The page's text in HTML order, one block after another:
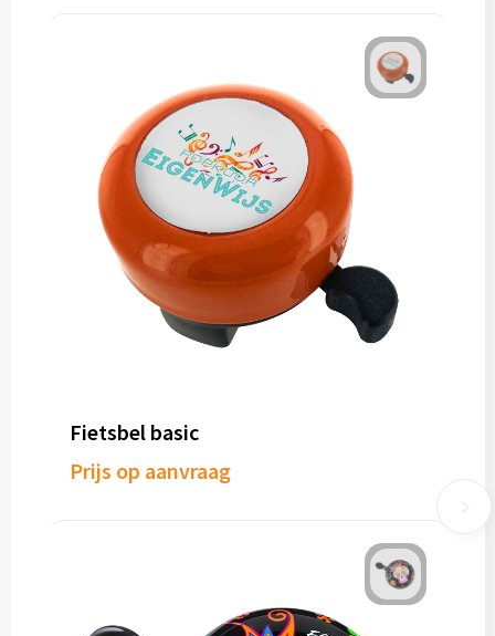
Fietsbel basic
Prijs op aanvraag